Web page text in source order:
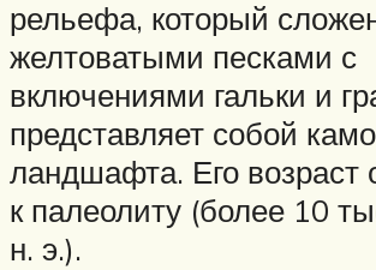
рельефа, который
желтоватыми песками с
включениями гальки и
представляет собой
ландшафта. Его возраст
к палеолиту (более 10
н. э.).